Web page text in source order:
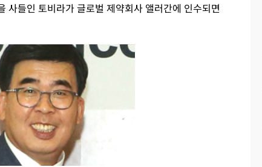
사들인 토비라가 글로벌 제약회사 앨러간에 인수되면